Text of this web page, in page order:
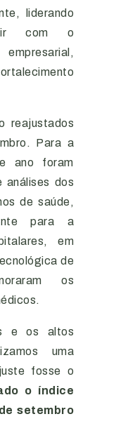
liderando
com o
reajustados
Para a
ano foram
análises dos
de saúde,
para a
em
de
os
e os altos
uma
fosse o
o índice
setembro